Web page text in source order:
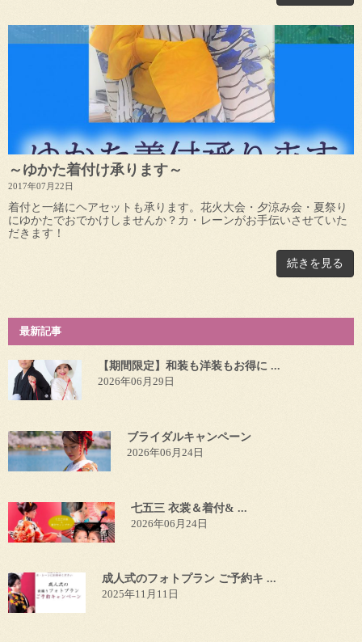
～ゆかた着付け承ります～
2017年07月22日
着付と一緒にヘアセットも承ります。花火大会・夕涼み会・夏祭り
にゆかたでおでかけしませんか？カ・レーンがお手伝いさせていた
だきます！
続きを見る
最新記事
【期間限定】和装も洋装もお得に ...
2026年06月29日
ブライダルキャンペーン
2026年06月24日
七五三 衣裳＆着付& ...
2026年06月24日
成人式のフォトプラン ご予約キ ...
2025年11月11日